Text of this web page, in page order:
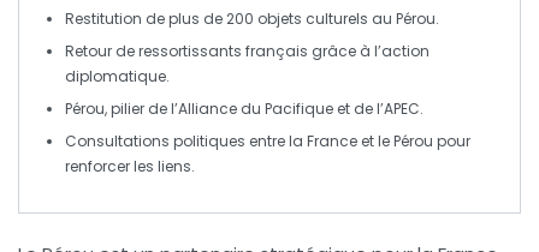
Restitution deplus de 200 objets culturels au Pérou.
Retour de ressortissants français grâce à l’action
diplomatique.
Pérou, pilier de l’Alliance du Pacifique et de l’APEC.
Consultations politiques entre la France et le Pérou pour
renforcer les liens.